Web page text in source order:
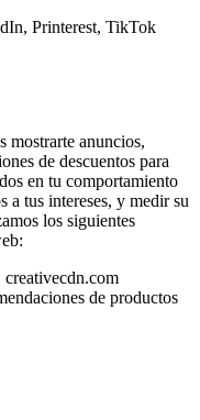
Printerest, TikTok
mostrarte anuncios,
de descuentos para
en tu comportamiento
a tus intereses, y medir su
los siguientes
de productos